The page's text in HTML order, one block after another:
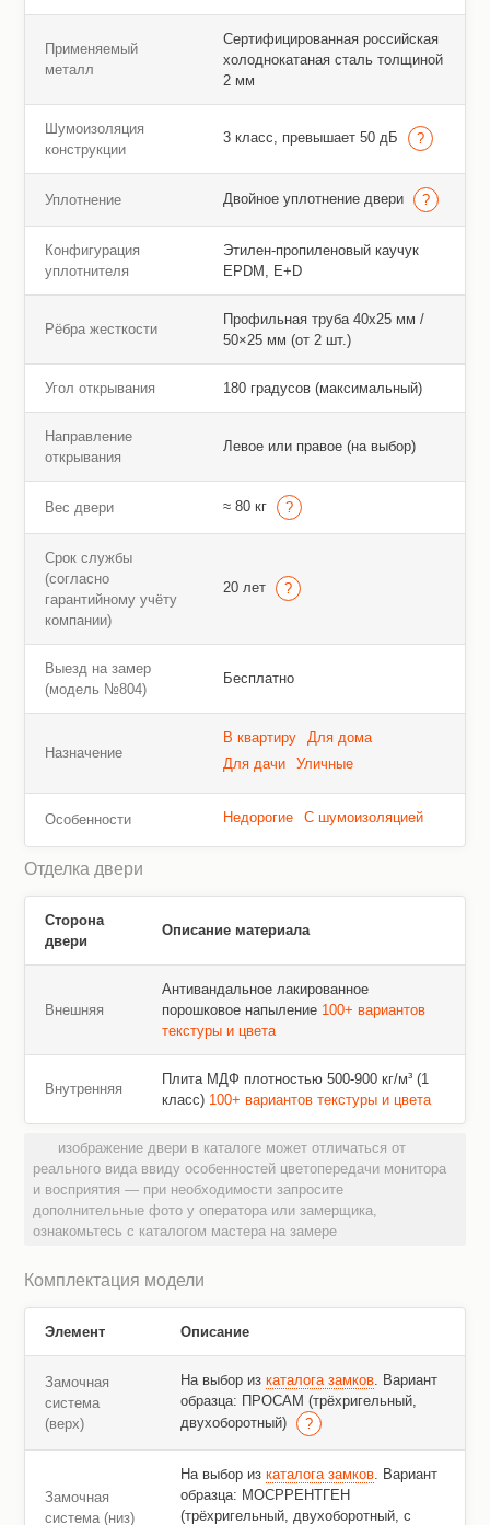
Применяемый
металл
Сертифицированная российская
холоднокатаная сталь толщиной
2 мм
Шумоизоляция
конструкции
3 класс, превышает 50 дБ
Уплотнение Двойное уплотнение двери
Конфигурация
уплотнителя
Этилен-пропиленовый каучук
EPDM, E+D
Рёбра жесткости
Профильная труба 40х25 мм /
50×25 мм (от 2 шт.)
Угол открывания 180 градусов (максимальный)
Направление
открывания
Левое или правое (на выбор)
Вес двери ≈ 80 кг
Срок службы
(согласно
гарантийному учёту
компании)
20 лет
Выезд на замер
(модель №804)
Бесплатно
Назначение
В квартиру
Для дома
Для дачи
Уличные
Особенности Недорогие С шумоизоляцией
Отделка двери
Сторона
двери
Описание материала
Внешняя
Антивандальное лакированное
порошковое напыление 100+ вариантов
текстуры и цвета
Внутренняя
Плита МДФ плотностью 500-900 кг/м³ (1
класс) 100+ вариантов текстуры и цвета
изображение двери в каталоге может отличаться от
реального вида ввиду особенностей цветопередачи монитора
и восприятия — при необходимости запросите
дополнительные фото у оператора или замерщика,
ознакомьтесь с каталогом мастера на замере
Комплектация модели
Элемент Описание
Замочная
система
(верх)
На выбор из каталога замков. Вариант
образца: ПРОСАМ (трёхригельный,
двухоборотный)
Замочная
система (низ)
На выбор из каталога замков. Вариант
образца: МОСРРЕНТГЕН
(трёхригельный, двухоборотный, с